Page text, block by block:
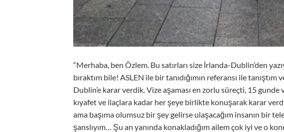
“Merhaba, ben Özlem. Bu satırları size İrlanda-Dublin’den
bıraktım bile! ASLEN ile bir tanıdığımın referansı ile
Dublin’e karar verdik. Vize aşaması en zorlu süreçti, 15
kıyafet ve ilaçlara kadar her şeye birlikte konuşarak karar
ama başıma olumsuz bir şey gelirse ulaşacağım insanın bir
şanslıyım… Şu an yanında konakladığım ailem çok iyi ve o